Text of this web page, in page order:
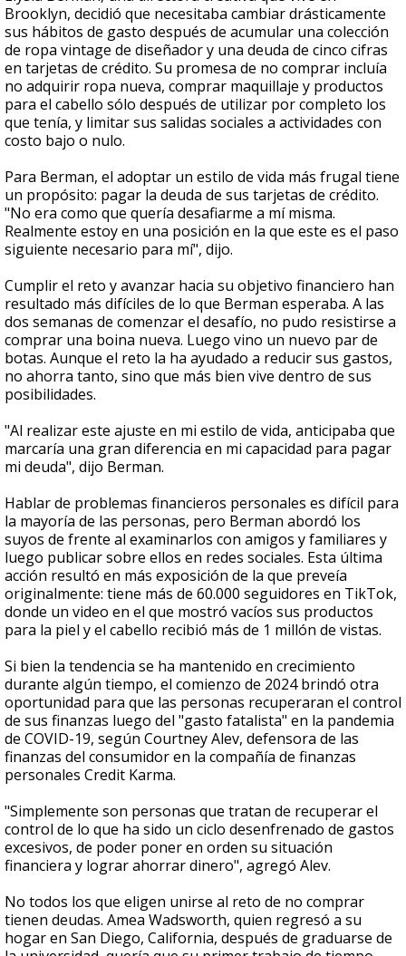
Brooklyn, decidió que necesitaba cambiar drásticamente
sus hábitos de gasto después de acumular una colección
de ropa vintage de diseñador y una deuda de cinco cifras
en tarjetas de crédito. Su promesa de no comprar incluía
no adquirir ropa nueva, comprar maquillaje y productos
para el cabello sólo después de utilizar por completo los
que tenía, y limitar sus salidas sociales a actividades con
costo bajo o nulo.
Para Berman, el adoptar un estilo de vida más frugal tiene
un propósito: pagar la deuda de sus tarjetas de crédito.
"No era como que quería desafiarme a mí misma.
Realmente estoy en una posición en la que este es el paso
siguiente necesario para mí", dijo.
Cumplir el reto y avanzar hacia su objetivo financiero han
resultado más difíciles de lo que Berman esperaba. A las
dos semanas de comenzar el desafío, no pudo resistirse a
comprar una boina nueva. Luego vino un nuevo par de
botas. Aunque el reto la ha ayudado a reducir sus gastos,
no ahorra tanto, sino que más bien vive dentro de sus
posibilidades.
"Al realizar este ajuste en mi estilo de vida, anticipaba que
marcaría una gran diferencia en mi capacidad para pagar
mi deuda", dijo Berman.
Hablar de problemas financieros personales es difícil para
la mayoría de las personas, pero Berman abordó los
suyos de frente al examinarlos con amigos y familiares y
luego publicar sobre ellos en redes sociales. Esta última
acción resultó en más exposición de la que preveía
originalmente: tiene más de 60.000 seguidores en TikTok,
donde un video en el que mostró vacíos sus productos
para la piel y el cabello recibió más de 1 millón de vistas.
Si bien la tendencia se ha mantenido en crecimiento
durante algún tiempo, el comienzo de 2024 brindó otra
oportunidad para que las personas recuperaran el control
de sus finanzas luego del "gasto fatalista" en la pandemia
de COVID-19, según Courtney Alev, defensora de las
finanzas del consumidor en la compañía de finanzas
personales Credit Karma.
"Simplemente son personas que tratan de recuperar el
control de lo que ha sido un ciclo desenfrenado de gastos
excesivos, de poder poner en orden su situación
financiera y lograr ahorrar dinero", agregó Alev.
No todos los que eligen unirse al reto de no comprar
tienen deudas. Amea Wadsworth, quien regresó a su
hogar en San Diego, California, después de graduarse de